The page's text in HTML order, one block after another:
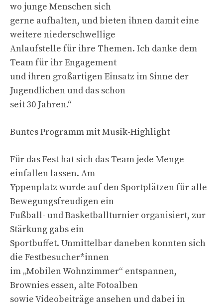
wo junge Menschen sich
gerne aufhalten, und bieten ihnen damit eine
weitere niederschwellige
Anlaufstelle für ihre Themen. Ich danke dem
Team für ihr Engagement
und ihren großartigen Einsatz im Sinne der
Jugendlichen und das schon
seit 30 Jahren.“
Buntes Programm mit Musik-Highlight
Für das Fest hat sich das Team jede Menge
einfallen lassen. Am
Yppenplatz wurde auf den Sportplätzen für alle
Bewegungsfreudigen ein
Fußball- und Basketballturnier organisiert, zur
Stärkung gabs ein
Sportbuffet. Unmittelbar daneben konnten sich
die Festbesucher*innen
im „Mobilen Wohnzimmer“ entspannen,
Brownies essen, alte Fotoalben
sowie Videobeiträge ansehen und dabei in